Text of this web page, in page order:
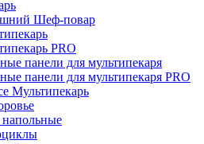
Шеф-повар
PRO
панели для мультипекаря
панели для мультипекаря PRO
Мультипекарь